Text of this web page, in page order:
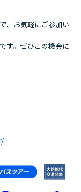
、お気軽にご参加い
す。ぜひこの機会に